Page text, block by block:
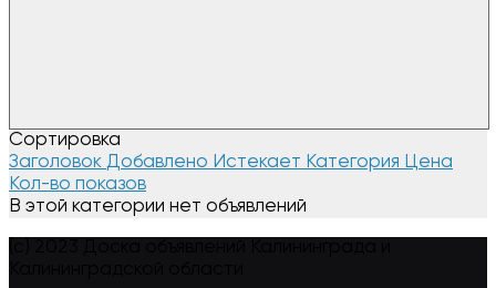
Сортировка
Заголовок Добавлено Истекает Категория Цена
Кол-во показов
В этой категории нет объявлений